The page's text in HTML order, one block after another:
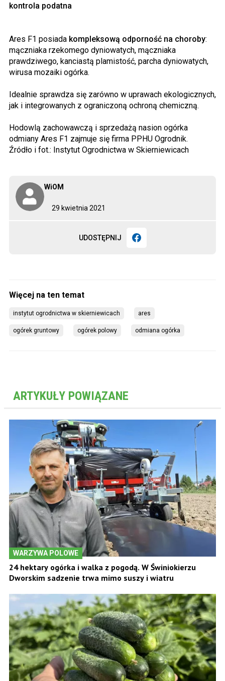
29 kwietnia 2021
WiOM
UDOSTĘPNIJ
kontrola podatna
Ares F1 posiada kompleksową odporność na choroby:
mączniaka rzekomego dyniowatych, mączniaka
prawdziwego, kanciastą plamistość, parcha dyniowatych,
wirusa mozaiki ogórka.
Idealnie sprawdza się zarówno w uprawach ekologicznych,
jak i integrowanych z ograniczoną ochroną chemiczną.
Hodowlą zachowawczą i sprzedażą nasion ogórka
odmiany Ares F1 zajmuje się firma PPHU Ogrodnik.
Źródło i fot.: Instytut Ogrodnictwa w Skierniewicach
instytut ogrodnictwa w skierniewicach ares
ogórek gruntowy ogórek polowy odmiana ogórka
ARTYKUŁY POWIĄZANE
WARZYWA POLOWE
24 hektary ogórka i walka z pogodą. W Świniokierzu
Dworskim sadzenie trwa mimo suszy i wiatru